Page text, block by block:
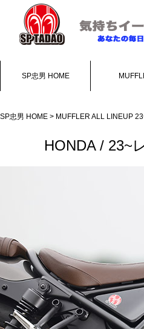
SP忠男 HOME
SP忠男 HOME > MUFFLER ALL LINEUP
HONDA / 23~